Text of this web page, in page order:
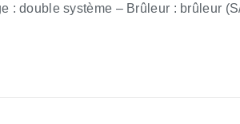
: double système – Brûleur : brûleur